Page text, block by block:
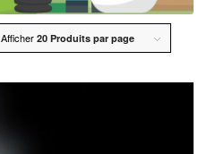
Afficher 20 Produits par page